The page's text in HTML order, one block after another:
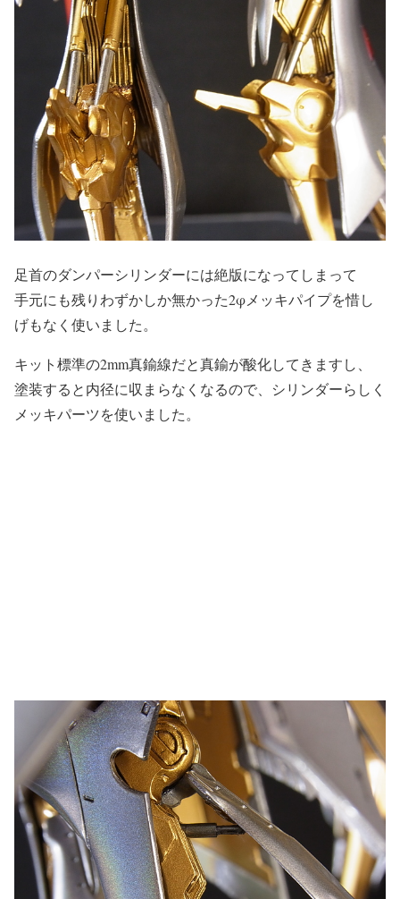
足首のダンパーシリンダーには絶版になってしまって
手元にも残りわずかしか無かった2φメッキパイプを惜し
げもなく使いました。
キット標準の2mm真鍮線だと真鍮が酸化してきますし、
塗装すると内径に収まらなくなるので、シリンダーらしく
メッキパーツを使いました。